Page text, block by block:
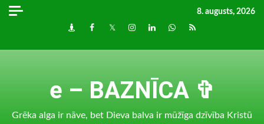
Skip
8. augusts, 2026
DraugiemFacebook
TwitterInstagram
LinkedInwhatsapp
RSS
e – BAZNĪCA ✞
Grēka alga ir nāve, bet Dieva balva ir mūžīga dzīvība Kristū